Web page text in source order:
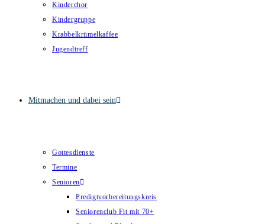
Kinderchor
Kindergruppe
Krabbelkrümelkaffee
Jugendtreff
Mitmachen und dabei sein
Gottesdienste
Termine
Senioren
Predigtvorbereitungskreis
Seniorenclub Fit mit 70+